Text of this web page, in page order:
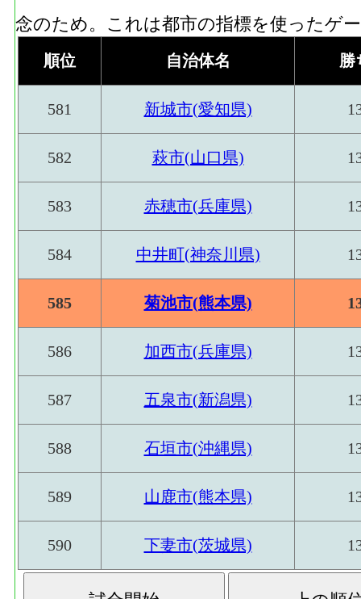
念のため。これは都市の指標を使ったゲ
順位 自治体名 勝
581 新城市(愛知県)
582 萩市(山口県)
583 赤穂市(兵庫県)
584 中井町(神奈川県)
585 菊池市(熊本県)
586 加西市(兵庫県)
587 五泉市(新潟県)
588 石垣市(沖縄県)
589 山鹿市(熊本県)
590 下妻市(茨城県)